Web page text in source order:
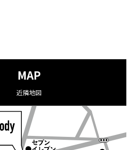
MAP
近隣地図